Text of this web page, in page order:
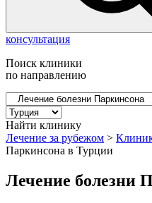
консультация
Поиск клиники
по направлению
Найти клинику
Лечение за рубежом >
Паркинсона в Турции
Лечение болезни